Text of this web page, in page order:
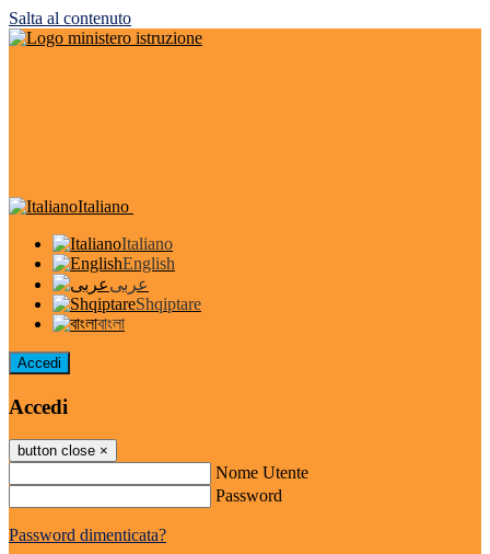
Salta al contenuto
Italiano
Italiano
English
عربى
Shqiptare
বাংলা
Accedi
Accedi
button close ×
Nome Utente
Password
Password dimenticata?